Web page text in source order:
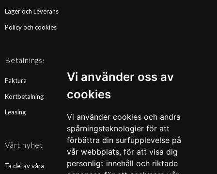
Vi använder oss av
cookies
Vi använder cookies och andra
spårningsteknologier för att
förbättra din surfupplevelse på
vår webbplats, för att visa dig
personligt innehåll och riktade
Lager och Leverans
Policy och cookies
Betalningssätt
Faktura
Kortbetalning
Leasing
Vårt nyhetsbrev
Ta del av våra nyheter och kampanjer. Fyll i din mailadress nedan!